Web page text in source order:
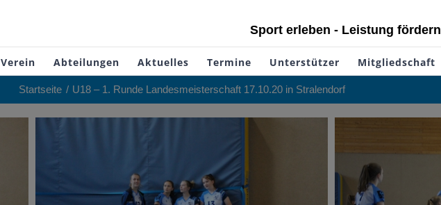
Sport erleben - Leistung fördern
Verein Abteilungen Aktuelles Termine Unterstützer Mitgliedschaft
Startseite U18 – 1. Runde Landesmeisterschaft 17.10.20 in Stralendorf